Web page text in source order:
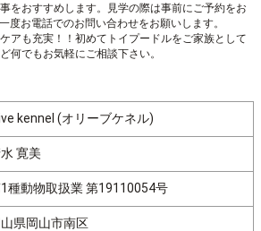
をおすすめします。見学の際は事前にご予約をお
度お電話でのお問い合わせをお願いします。
アも充実！！初めてトイプードルをご家族として
何でもお気軽にご相談下さい。
kennel (オリーブケネル)
寛美
種動物取扱業 第19110054号
山県岡山市南区